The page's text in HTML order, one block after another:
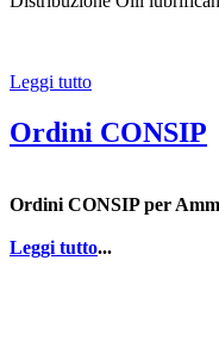
Leggi tutto
Ordini CONSIP
Ordini CONSIP per
Leggi tutto...